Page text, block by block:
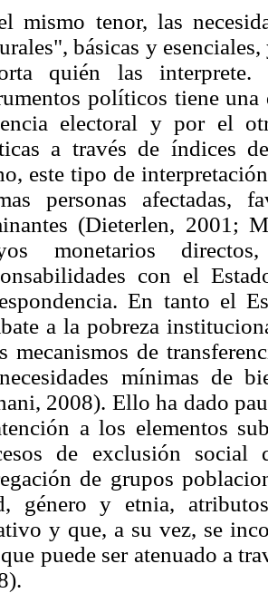
mismo tenor, las
básicas y
quién las
políticos tiene
electoral y por el
a través de índices
este tipo de
personas afectadas,
(Dieterlen, 2001;
monetarios
con el
En tanto el
a la pobreza
mecanismos de
mínimas de
2008). Ello ha dado
a los elementos
de exclusión
de grupos
género y etnia,
y que, a su vez, se
puede ser atenuado a